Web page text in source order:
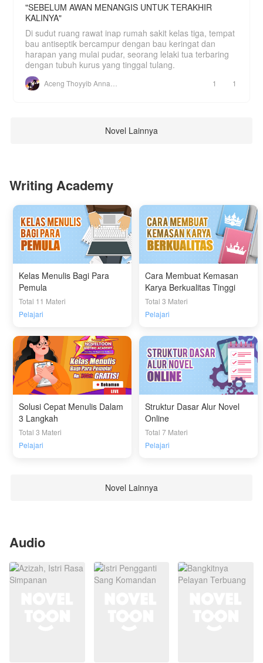
"SEBELUM AWAN MENANGIS UNTUK TERAKHIR
KALINYA"
Di sudut ruang rawat inap rumah sakit kelas tiga, tempat
bau antiseptik bercampur dengan bau keringat dan
harapan yang mulai pudar, seorang lelaki tua terbaring
dengan tubuh kurus yang tinggal tulang.
1 1
Novel Lainnya
Writing Academy
Kelas Menulis Bagi Para
Pemula
Total 11 Materi
Pelajari
Cara Membuat Kemasan
Karya Berkualitas Tinggi
Total 3 Materi
Pelajari
Solusi Cepat Menulis Dalam
3 Langkah
Total 3 Materi
Pelajari
Struktur Dasar Alur Novel
Online
Total 7 Materi
Pelajari
Novel Lainnya
Audio